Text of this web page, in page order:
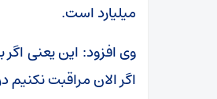
میلیارد است.
اگر الان مراقبت نکنیم